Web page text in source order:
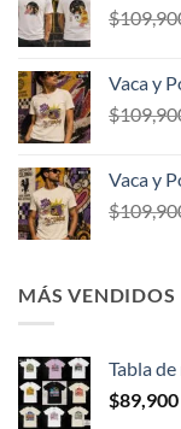
$
Vaca y
$
Vaca y
$
MÁS VENDIDOS
Tabla
$89,900